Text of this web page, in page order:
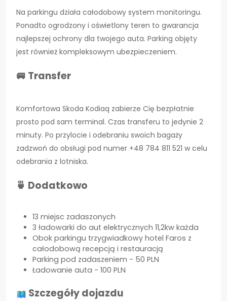
Na parkingu działa całodobowy system monitoringu.
Ponadto ogrodzony i oświetlony teren to gwarancja
najlepszej ochrony dla twojego auta. Parking objęty
jest również kompleksowym ubezpieczeniem.
🚐 Transfer
Komfortowa Skoda Kodiaq zabierze Cię bezpłatnie
prosto pod sam terminal. Czas transferu to jedynie 2
minuty. Po przylocie i odebraniu swoich bagaży
zadzwoń do obsługi pod numer +48 784 811 521 w celu
odebrania z lotniska.
🍵 Dodatkowo
13 miejsc zadaszonych
3 ładowarki do aut elektrycznych 11,2kw każda
Obok parkingu trzygwiadkowy hotel Faros z
całodobową recepcją i restauracją
Parking pod zadaszeniem - 50 PLN
Ładowanie auta - 100 PLN
Szczegóły dojazdu